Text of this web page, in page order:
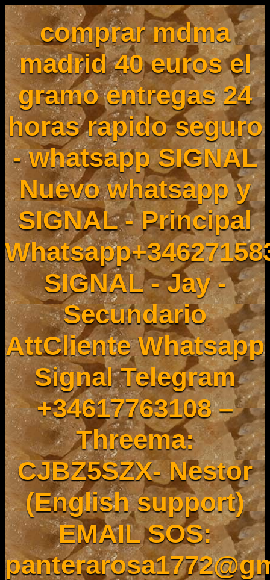
comprar mdma
madrid 40 euros el
gramo entregas 24
horas rapido seguro
- whatsapp SIGNAL
Nuevo whatsapp y
SIGNAL - Principal
SIGNAL - Jay -
Secundario
AttCliente Whatsapp
Signal Telegram
+34617763108 –
Threema:
CJBZ5SZX- Nestor
(English support)
EMAIL SOS: